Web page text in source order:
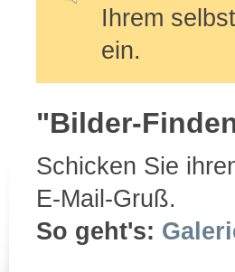
Ihrem
ein.
"Bilder-
Schicken Sie
E-Mail-Gruß.
So geht's: